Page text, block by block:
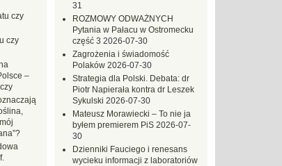
31
ROZMOWY ODWAŻNYCH
Pytania w Pałacu w Ostromecku
część 3 2026-07-30
Zagrożenia i świadomość
Polaków 2026-07-30
Strategia dla Polski. Debata: dr
Piotr Napierała kontra dr Leszek
Sykulski 2026-07-30
Mateusz Morawiecki – To nie ja
byłem premierem PiS 2026-07-
30
Dzienniki Fauciego i renesans
wycieku informacji z laboratoriów
czy
czy
–